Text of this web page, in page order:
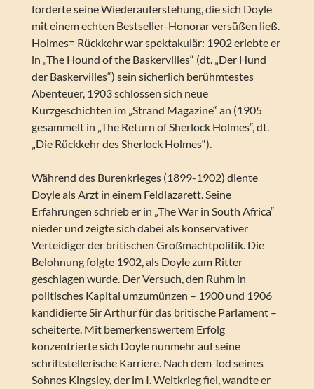
forderte seine Wiederauferstehung, die sich Doyle
mit einem echten Bestseller-Honorar versüßen ließ.
Holmes= Rückkehr war spektakulär: 1902 erlebte er
in „The Hound of the Baskervilles“ (dt. „Der Hund
der Baskervilles“) sein sicherlich berühmtestes
Abenteuer, 1903 schlossen sich neue
Kurzgeschichten im „Strand Magazine“ an (1905
gesammelt in „The Return of Sherlock Holmes“, dt.
„Die Rückkehr des Sherlock Holmes“).
Während des Burenkrieges (1899-1902) diente
Doyle als Arzt in einem Feldlazarett. Seine
Erfahrungen schrieb er in „The War in South Africa“
nieder und zeigte sich dabei als konservativer
Verteidiger der britischen Großmachtpolitik. Die
Belohnung folgte 1902, als Doyle zum Ritter
geschlagen wurde. Der Versuch, den Ruhm in
politisches Kapital umzumünzen – 1900 und 1906
kandidierte Sir Arthur für das britische Parlament –
scheiterte. Mit bemerkenswertem Erfolg
konzentrierte sich Doyle nunmehr auf seine
schriftstellerische Karriere. Nach dem Tod seines
Sohnes Kingsley, der im I. Weltkrieg fiel, wandte er